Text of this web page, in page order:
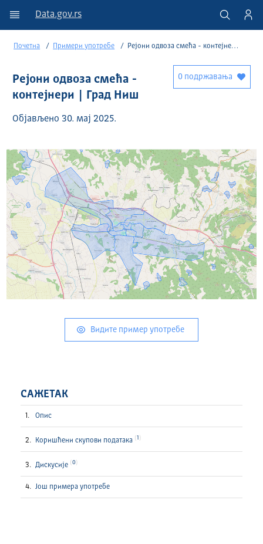
Data.gov.rs
Почетна Примери употребе Рејони одвоза смећа - контејнери | Град Ниш
Рејони одвоза смећа -
контејнери | Град Ниш
Објављено 30. мај 2025.
0 подржавања
Видите пример употребе
САЖЕТАК
Опис
Коришћени скупови података 1
Дискусије 0
Још примера употребе